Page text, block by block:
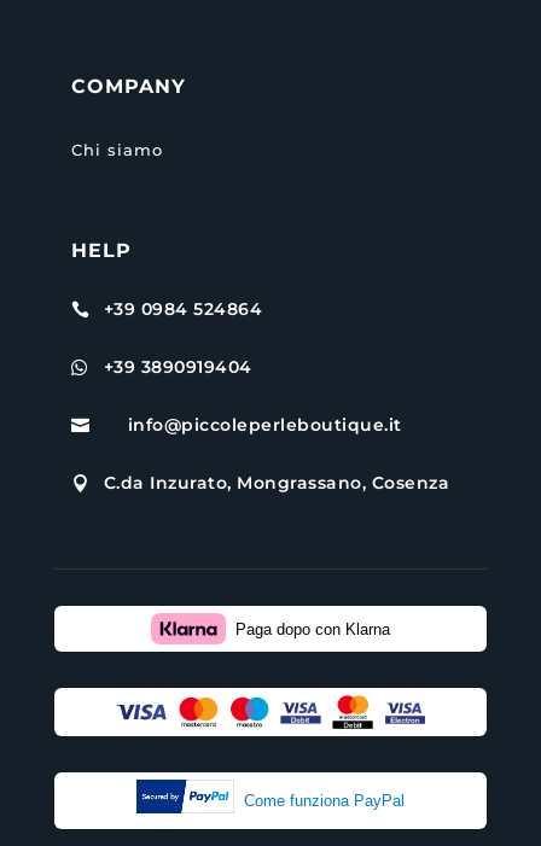
COMPANY
Chi siamo
HELP
 +39 0984 524864
 +39 3890919404
 info@piccoleperleboutique.it
 C.da Inzurato, Mongrassano, Cosenza
Paga dopo con Klarna
Come funziona PayPal